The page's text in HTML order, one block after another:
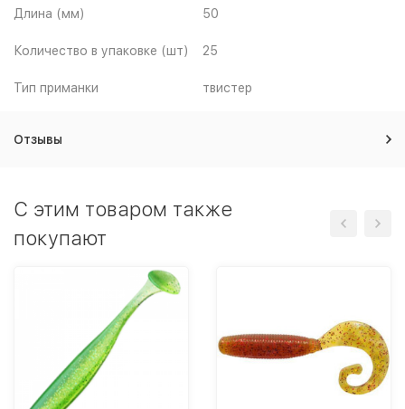
Длина (мм) 50
Количество в упаковке (шт) 25
Тип приманки твистер
Отзывы
C этим товаром также
покупают